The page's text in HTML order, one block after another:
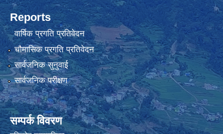
Reports
वार्षिक प्रगति प्रतिवेदन
चौमासिक प्रगति प्रतिवेदन
सार्वजनिक सुनुवाई
सार्वजनिक परीक्षण
सम्पर्क विवरण